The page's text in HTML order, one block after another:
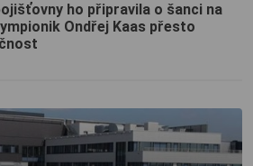
ho připravila o šanci na
Ondřej Kaas přesto